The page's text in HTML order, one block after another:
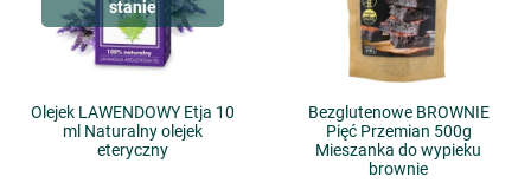
stanie
Olejek LAWENDOWY Etja 10
ml Naturalny olejek
eteryczny
Bezglutenowe BROWNIE
Pięć Przemian 500g
Mieszanka do wypieku
brownie